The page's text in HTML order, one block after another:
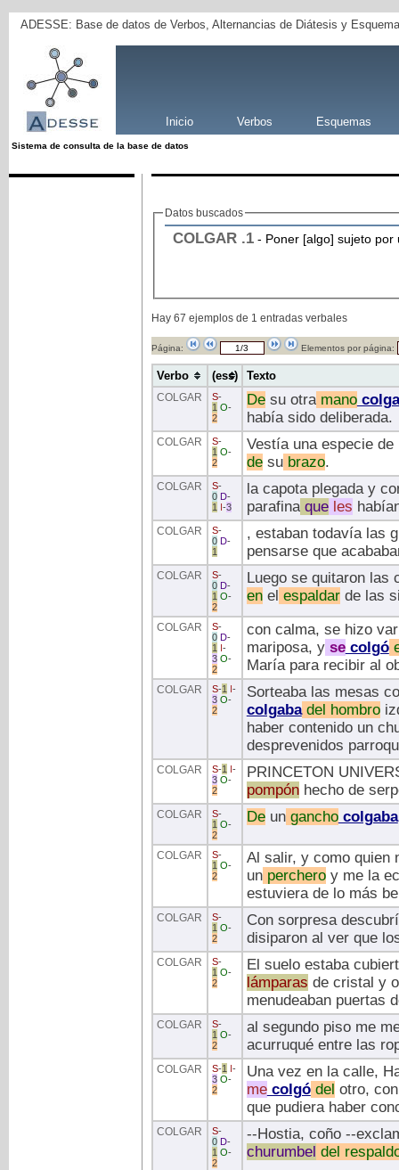
ADESSE: Base de datos de Verbos, Alternancias de Diátesis y
Inicio Verbos Esquemas
Sistema de consulta de la base de datos
Datos buscados
COLGAR .1 - Poner [algo] sujeto por
Hay 67 ejemplos de 1 entradas verbales
Página: Elementos por página:
Verbo (ess) Texto
COLGAR S-
1 O-
2
Desu otramano
había sido deliberada.
COLGAR S-
1 O-
2
Vestía una especie
desubrazo.
COLGAR S-
0 D-
1
-3
la capota plegada y
parafinaqueles
COLGAR S-
0 D-
1
, estaban todavía las
pensarse que
COLGAR S-
0 D-
1 O-
2
Luego se quitaron las
enel espaldarde las
COLGAR S-
0 D-
1
-
3 O-
2
con calma, se hizo
mariposa, ysecolgó
María para recibir al
COLGAR S-1
-
3 O-
2
Sorteaba las mesas
colgabadel hombro
haber contenido un
desprevenidos
COLGAR S-1
-
3 O-
2
PRINCETON
pompónhecho de
COLGAR S-
1 O-
2
Deunganchocolgaba
COLGAR S-
1 O-
2
Al salir, y como quien
unpercheroy me la
estuviera de lo más
COLGAR S-
1 O-
2
Con sorpresa
disiparon al ver que
COLGAR S-
1 O-
2
El suelo estaba
lámparas de cristal y
menudeaban puertas
COLGAR S-
1 O-
2
al segundo piso me
acurruqué entre las
COLGAR S-1
-
3 O-
2
Una vez en la calle,
mecolgódel otro,
que pudiera haber
COLGAR S-
0 D-
1 O-
2
--Hostia, coño --
churumbel del